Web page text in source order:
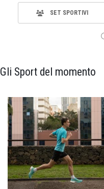
SET SPORTIVI
Gli Sport del momento